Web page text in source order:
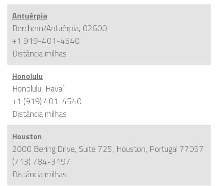
Antuérpia
Berchem/Antuérpia, 02600
+1 919-401-4540
Distânciamilhas
Honolulu
Honolulu, Havaí
+1 (919) 401-4540
Distânciamilhas
Houston
2000 Bering Drive, Suite 725, Houston, Portugal 77057
(713) 784-3197
Distânciamilhas